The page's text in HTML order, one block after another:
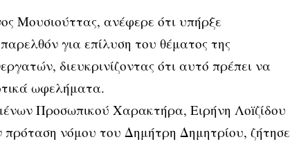
Μουσιούττας, ανέφερε ότι υπήρξε
για επίλυση του θέματος της
διευκρινίζοντας ότι αυτό πρέπει να
ωφελήματα.
Προσωπικού Χαρακτήρα, Ειρήνη Λοïζίδου
νόμου του Δημήτρη Δημητρίου, ζήτησε